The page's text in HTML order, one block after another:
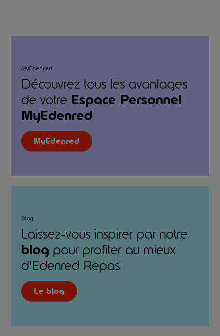
MyEdenred
Découvrez tous les avantages
de votre Espace Personnel
MyEdenred
MyEdenred
Blog
Laissez-vous inspirer par notre
blog pour profiter au mieux
d'Edenred Repas
Le blog